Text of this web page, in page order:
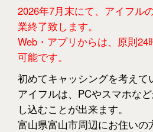
2026年7月末にて、アイフル
業終了致します。
Web・アプリからは、原則
可能です。
初めてキャッシングを考えて
アイフルは、PCやスマホな
し込むことが出来ます。
富山県富山市周辺にお住いの